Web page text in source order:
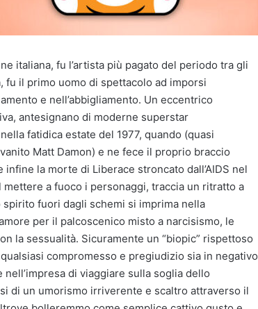
italiana, fu l’artista più pagato del periodo tra gli
fu il primo uomo di spettacolo ad imporsi
e nell’abbigliamento. Un eccentrico
antesignano di moderne superstar
fatidica estate del 1977, quando (quasi
Matt Damon) e ne fece il proprio braccio
la morte di Liberace stroncato dall’AIDS nel
a fuoco i personaggi, traccia un ritratto a
fuori dagli schemi si imprima nella
per il palcoscenico misto a narcisismo, le
la sessualità. Sicuramente un “biopic” rispettoso
compromesso e pregiudizio sia in negativo
di viaggiare sulla soglia dello
di un umorismo irriverente e scaltro attraverso il